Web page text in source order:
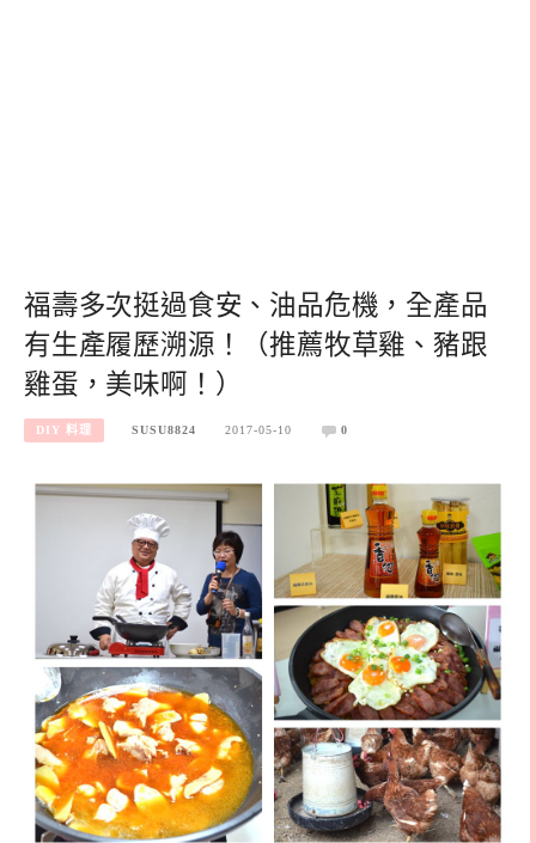
福壽多次挺過食安、油品危機，全產品
有生產履歷溯源！（推薦牧草雞、豬跟
雞蛋，美味啊！）
DIY 料理 SUSU8824 2017-05-10 0